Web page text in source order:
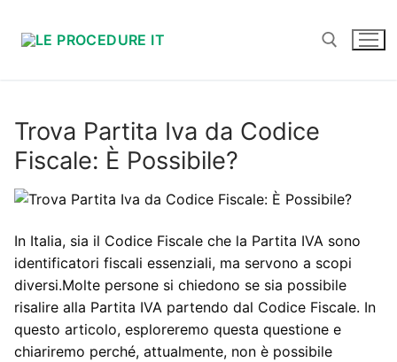
Trova Partita Iva da Codice
Fiscale: È Possibile?
In Italia, sia il Codice Fiscale che la Partita IVA sono
identificatori fiscali essenziali, ma servono a scopi
diversi.Molte persone si chiedono se sia possibile
risalire alla Partita IVA partendo dal Codice Fiscale. In
questo articolo, esploreremo questa questione e
chiariremo perché, attualmente, non è possibile